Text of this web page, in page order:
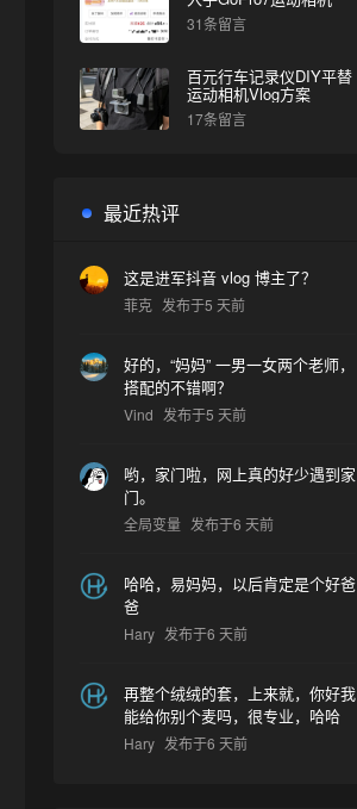
31条留言
百元行车记录仪DIY平替
运动相机Vlog方案
17条留言
最近热评
这是进军抖音 vlog 博主了？
菲克 发布于5 天前
好的，“妈妈” 一男一女两个老师，
搭配的不错啊？
Vind 发布于5 天前
哟，家门啦，网上真的好少遇到家
门。
全局变量 发布于6 天前
哈哈，易妈妈，以后肯定是个好爸
爸
Hary 发布于6 天前
再整个绒绒的套，上来就，你好我
能给你别个麦吗，很专业，哈哈
Hary 发布于6 天前